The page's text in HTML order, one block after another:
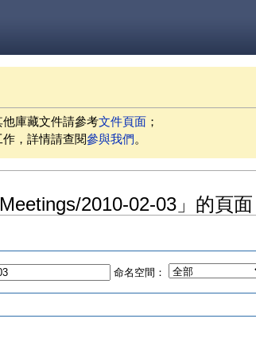
庫藏文件請參考文件頁面 ；
，詳情請查閱參與我們。
2010-02-03」的頁面
命名空間：